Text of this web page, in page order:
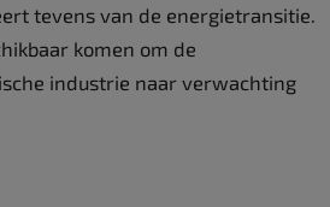
tevens van de energietransitie.
komen om de
industrie naar verwachting